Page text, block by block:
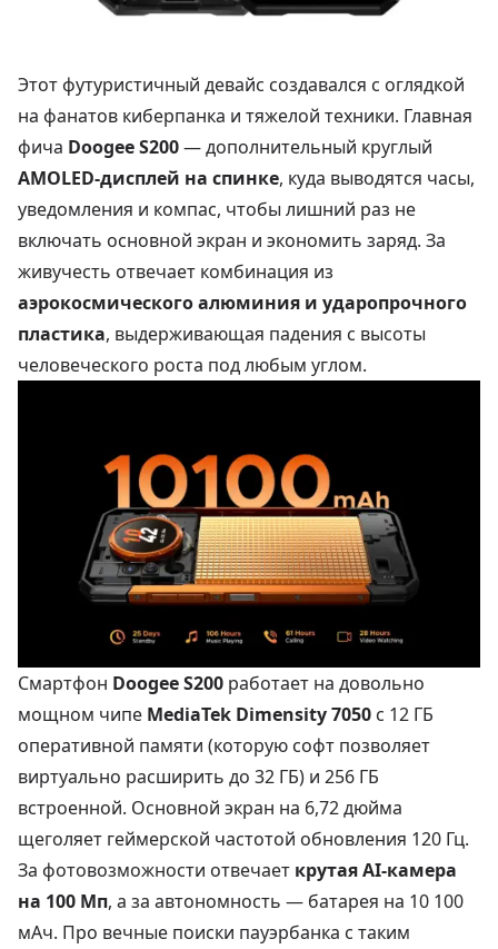
Этот футуристичный девайс создавался с оглядкой
на фанатов киберпанка и тяжелой техники. Главная
фича Doogee S200— дополнительный круглый
AMOLED-дисплей на спинке, куда выводятся часы,
уведомления и компас, чтобы лишний раз не
включать основной экран и экономить заряд. За
живучесть отвечает комбинация из
аэрокосмического алюминия и ударопрочного
пластика, выдерживающая падения с высоты
человеческого роста под любым углом.
Смартфон Doogee S200 работает на довольно
мощном чипе MediaTek Dimensity 7050 с 12 ГБ
оперативной памяти (которую софт позволяет
виртуально расширить до 32 ГБ) и 256 ГБ
встроенной. Основной экран на 6,72 дюйма
щеголяет геймерской частотой обновления 120 Гц.
За фотовозможности отвечает крутая AI-камера
на 100 Мп, а за автономность — батарея на 10 100
мАч. Про вечные поиски пауэрбанка с таким